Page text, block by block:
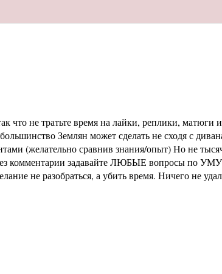
что не тратьте время на лайки, реплики, матюги
Землян может сделать не сходя с
(желательно сравнив знания/опыт) Но не
комментарии задавайте ЛЮБЫЕ вопросы по
не разобраться, а убить время. Ничего не